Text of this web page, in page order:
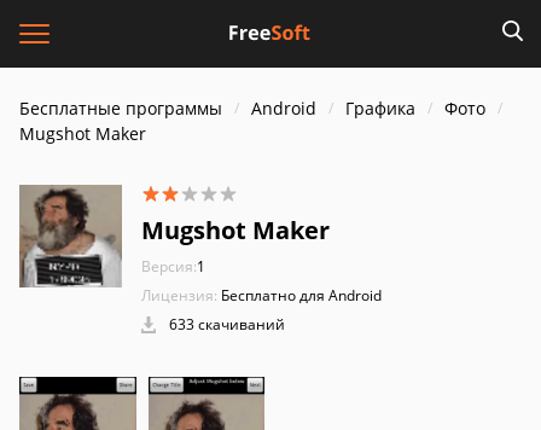
Бесплатные программы Android Графика
Фото
Mugshot Maker
Mugshot Maker
Версия:1
Лицензия: Бесплатно для Android
633 скачиваний